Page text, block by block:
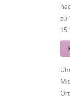
zu